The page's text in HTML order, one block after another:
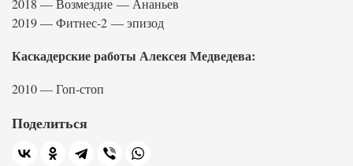
2018 — Возмездие — Ананьев
2019 — Фитнес-2 — эпизод
Каскадерские работы Алексея Медведева:
2010 — Гоп-стоп
Поделиться